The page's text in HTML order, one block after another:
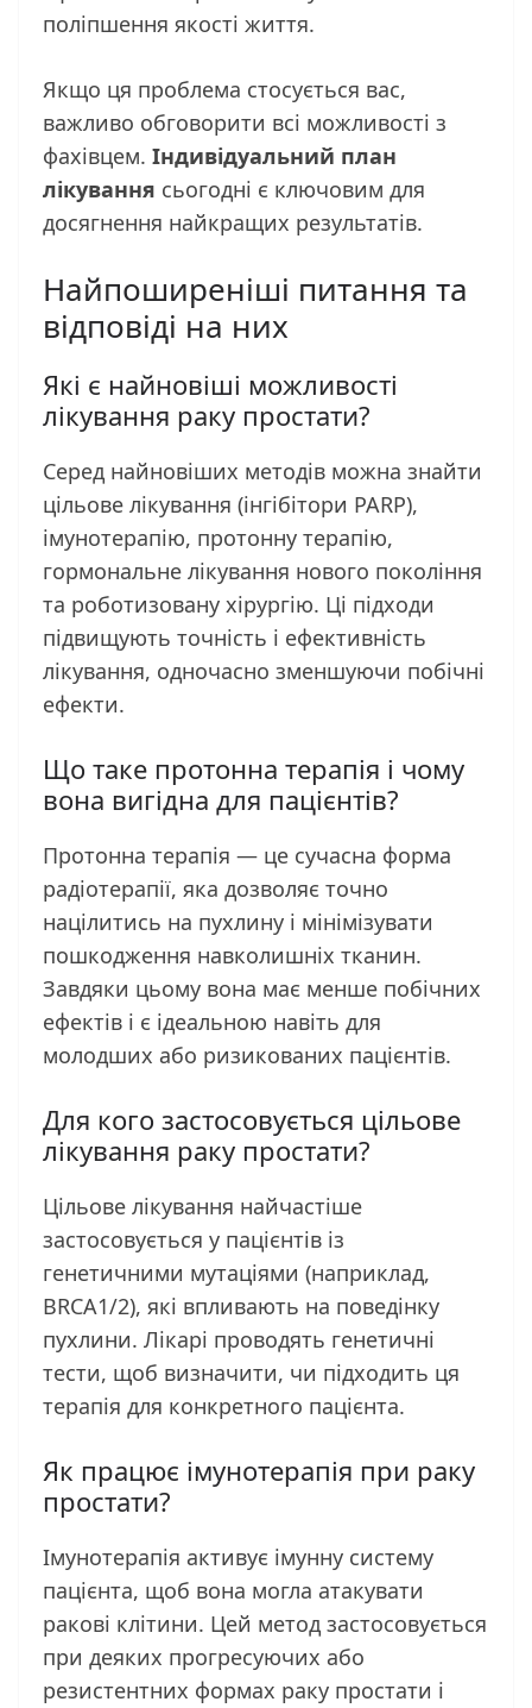
поліпшення якості життя.
Якщо ця проблема стосується вас,
важливо обговорити всі можливості з
фахівцем. Індивідуальний план
лікування сьогодні є ключовим для
досягнення найкращих результатів.
Найпоширеніші питання та
відповіді на них
Які є найновіші можливості
лікування раку простати?
Серед найновіших методів можна знайти
цільове лікування (інгібітори PARP),
імунотерапію, протонну терапію,
гормональне лікування нового покоління
та роботизовану хірургію. Ці підходи
підвищують точність і ефективність
лікування, одночасно зменшуючи побічні
ефекти.
Що таке протонна терапія і чому
вона вигідна для пацієнтів?
Протонна терапія — це сучасна форма
радіотерапії, яка дозволяє точно
націлитись на пухлину і мінімізувати
пошкодження навколишніх тканин.
Завдяки цьому вона має менше побічних
ефектів і є ідеальною навіть для
молодших або ризикованих пацієнтів.
Для кого застосовується цільове
лікування раку простати?
Цільове лікування найчастіше
застосовується у пацієнтів із
генетичними мутаціями (наприклад,
BRCA1/2), які впливають на поведінку
пухлини. Лікарі проводять генетичні
тести, щоб визначити, чи підходить ця
терапія для конкретного пацієнта.
Як працює імунотерапія при раку
простати?
Імунотерапія активує імунну систему
пацієнта, щоб вона могла атакувати
ракові клітини. Цей метод застосовується
при деяких прогресуючих або
резистентних формах раку простати і